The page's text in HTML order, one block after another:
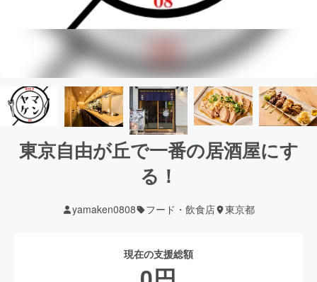
東京自由が丘で一番の居酒屋にす
る！
yamaken0808 フード・飲食店 東京都
現在の支援総額